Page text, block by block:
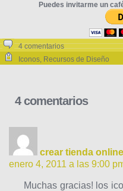
Puedes invitarme un
4 comentarios
Iconos, Recursos de Diseño
4 comentarios
crear tienda online
enero 4, 2011 a las 9:00
Muchas gracias! los